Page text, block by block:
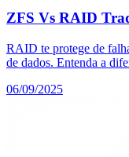
ZFS Vs RAID
RAID te protege de
de dados. Entenda a
06/09/2025